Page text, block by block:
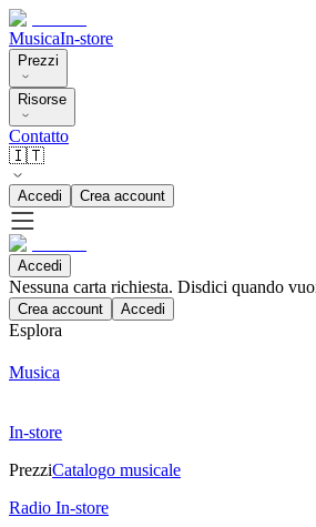
MusicaIn-store
Prezzi
Risorse
Contatto
🇮🇹
Accedi Crea account
Accedi
Nessuna carta richiesta. Disdici quando
Crea account Accedi
Esplora
Musica
In-store
PrezziCatalogo musicale
Radio In-store